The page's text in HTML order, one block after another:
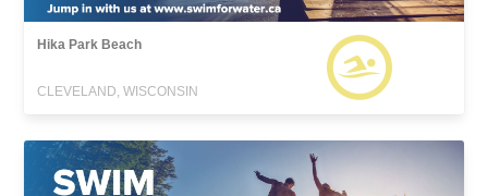
Hika Park Beach
CLEVELAND, WISCONSIN